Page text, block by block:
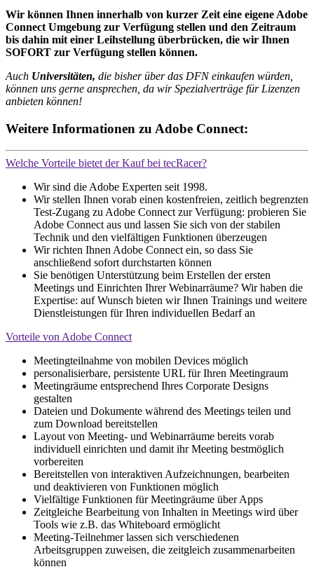
Wir können Ihnen innerhalb von kurzer Zeit eine eigene Adobe
Connect Umgebung zur Verfügung stellen und den Zeitraum
bis dahin mit einer Leihstellung überbrücken, die wir Ihnen
SOFORT zur Verfügung stellen können.
Auch Universitäten, die bisher über das DFN einkaufen würden,
können uns gerne ansprechen, da wir Spezialverträge für Lizenzen
anbieten können!
Weitere Informationen zu Adobe Connect:
Welche Vorteile bietet der Kauf bei tecRacer?
Wir sind die Adobe Experten seit 1998.
Wir stellen Ihnen vorab einen kostenfreien, zeitlich begrenzten
Test-Zugang zu Adobe Connect zur Verfügung: probieren Sie
Adobe Connect aus und lassen Sie sich von der stabilen
Technik und den vielfältigen Funktionen überzeugen
Wir richten Ihnen Adobe Connect ein, so dass Sie
anschließend sofort durchstarten können
Sie benötigen Unterstützung beim Erstellen der ersten
Meetings und Einrichten Ihrer Webinarräume? Wir haben die
Expertise: auf Wunsch bieten wir Ihnen Trainings und weitere
Dienstleistungen für Ihren individuellen Bedarf an
Vorteile von Adobe Connect
Meetingteilnahme von mobilen Devices möglich
personalisierbare, persistente URL für Ihren Meetingraum
Meetingräume entsprechend Ihres Corporate Designs
gestalten
Dateien und Dokumente während des Meetings teilen und
zum Download bereitstellen
Layout von Meeting- und Webinarräume bereits vorab
individuell einrichten und damit ihr Meeting bestmöglich
vorbereiten
Bereitstellen von interaktiven Aufzeichnungen, bearbeiten
und deaktivieren von Funktionen möglich
Vielfältige Funktionen für Meetingräume über Apps
Zeitgleiche Bearbeitung von Inhalten in Meetings wird über
Tools wie z.B. das Whiteboard ermöglicht
Meeting-Teilnehmer lassen sich verschiedenen
Arbeitsgruppen zuweisen, die zeitgleich zusammenarbeiten
können